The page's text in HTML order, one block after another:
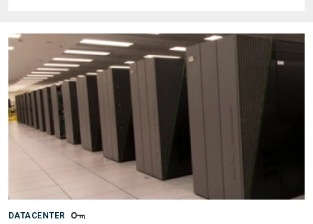
DATACENTER